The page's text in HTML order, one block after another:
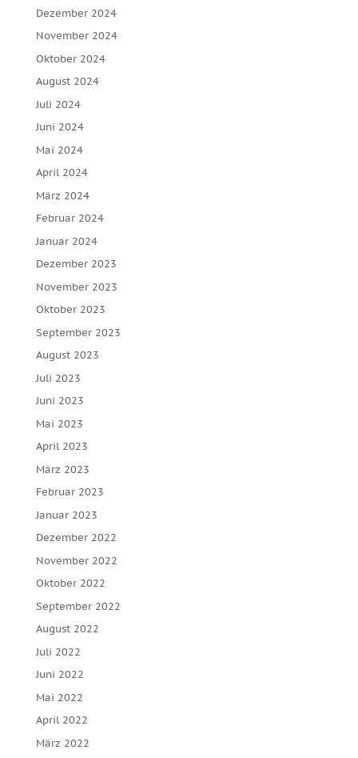
Dezember 2024
November 2024
Oktober 2024
August 2024
Juli 2024
Juni 2024
Mai 2024
April 2024
März 2024
Februar 2024
Januar 2024
Dezember 2023
November 2023
Oktober 2023
September 2023
August 2023
Juli 2023
Juni 2023
Mai 2023
April 2023
März 2023
Februar 2023
Januar 2023
Dezember 2022
November 2022
Oktober 2022
September 2022
August 2022
Juli 2022
Juni 2022
Mai 2022
April 2022
März 2022